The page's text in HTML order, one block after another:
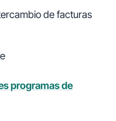
de facturas
programas de